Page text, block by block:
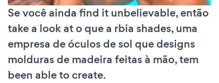
Se você ainda find it unbelievable, então
take a look at o que a rbia shades, uma
empresa de óculos de sol que designs
molduras de madeira feitas à mão, tem
been able to create.